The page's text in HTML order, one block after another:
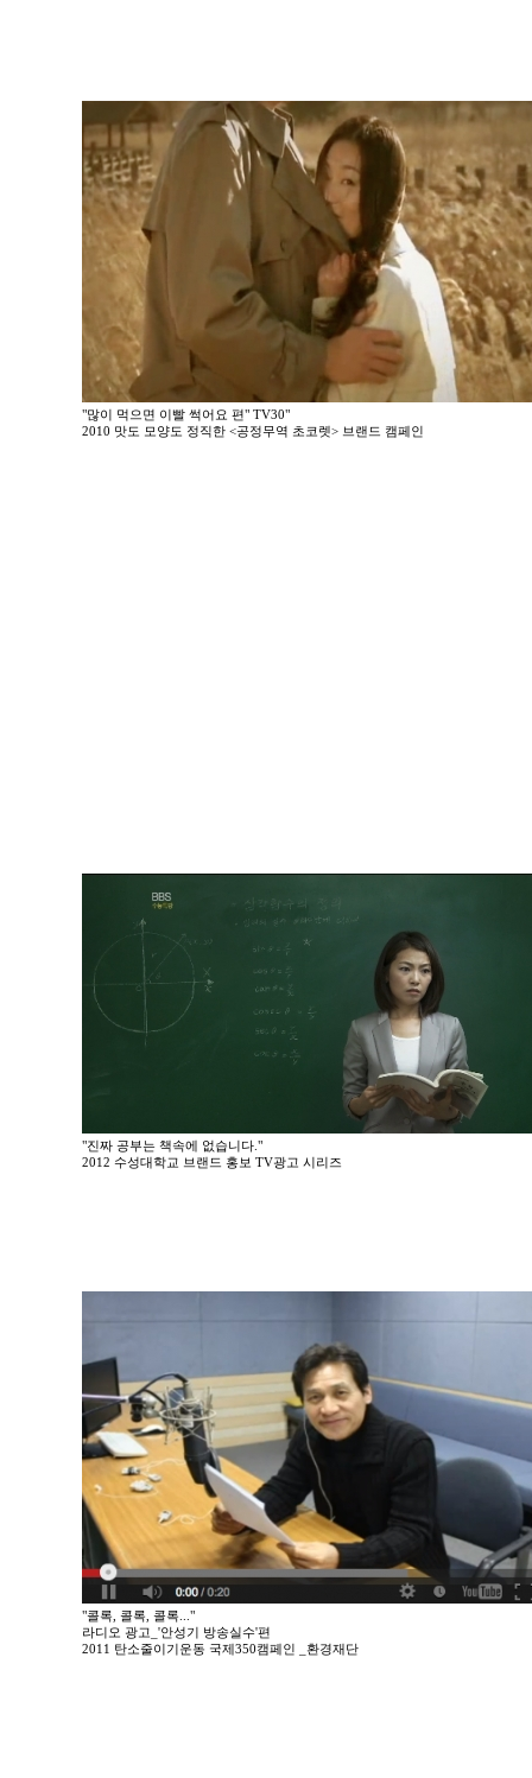
"많이 먹으면 이빨 썩어요 편" TV30"
2010 맛도 모양도 정직한 <공정무역 초코렛> 브랜드 캠페인
"진짜 공부는 책속에 없습니다."
2012 수성대학교 브랜드 홍보 TV광고 시리즈
"콜록, 콜록, 콜록..."
라디오 광고_'안성기 방송실수'편
2011 탄소줄이기운동 국제350캠페인 _환경재단